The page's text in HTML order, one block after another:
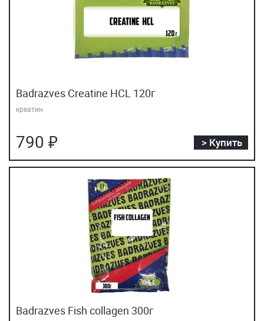
Badrazves Creatine HCL 120г
креатин
790 ₽ > Купить
Badrazves Fish collagen 300г